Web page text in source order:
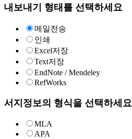
내보내기 형태를 선택하세요
메일전송
인쇄
Excel저장
Text저장
EndNote / Mendeley
RefWorks
서지정보의 형식을 선택하세요
MLA
APA